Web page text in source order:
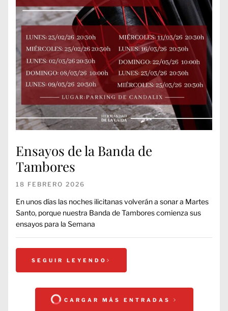
Ensayos de la Banda de
Tambores
18 FEBRERO 2026
En unos días las noches ilicitanas volverán a sonar a Martes
Santo, porque nuestra Banda de Tambores comienza sus
ensayos para la Semana
SEGUIR LEYENDO
CARGAR MÁS ENTRADAS